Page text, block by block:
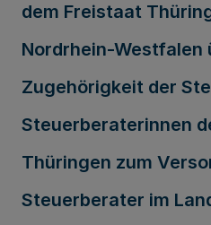
dem Freistaat
Nordrhein-Westfalen
Zugehörigkeit der
Steuerberaterinnen
Thüringen zum
Steuerberater im